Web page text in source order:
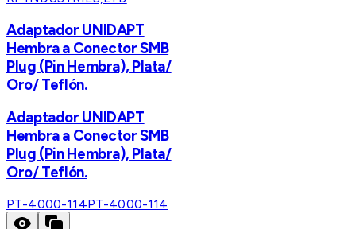
Adaptador UNIDAPT
Hembra a Conector SMB
Plug (Pin Hembra), Plata/
Oro/ Teflón.
Adaptador UNIDAPT
Hembra a Conector SMB
Plug (Pin Hembra), Plata/
Oro/ Teflón.
PT-4000-114PT-4000-114